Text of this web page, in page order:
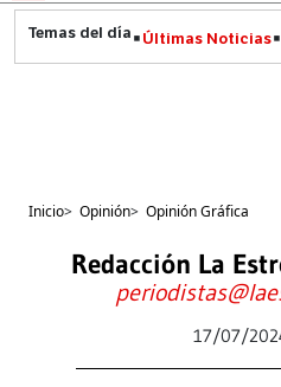
Últimas Noticias
Inicio> Opinión> Opinión Gráfica
Redacción La
17/07/